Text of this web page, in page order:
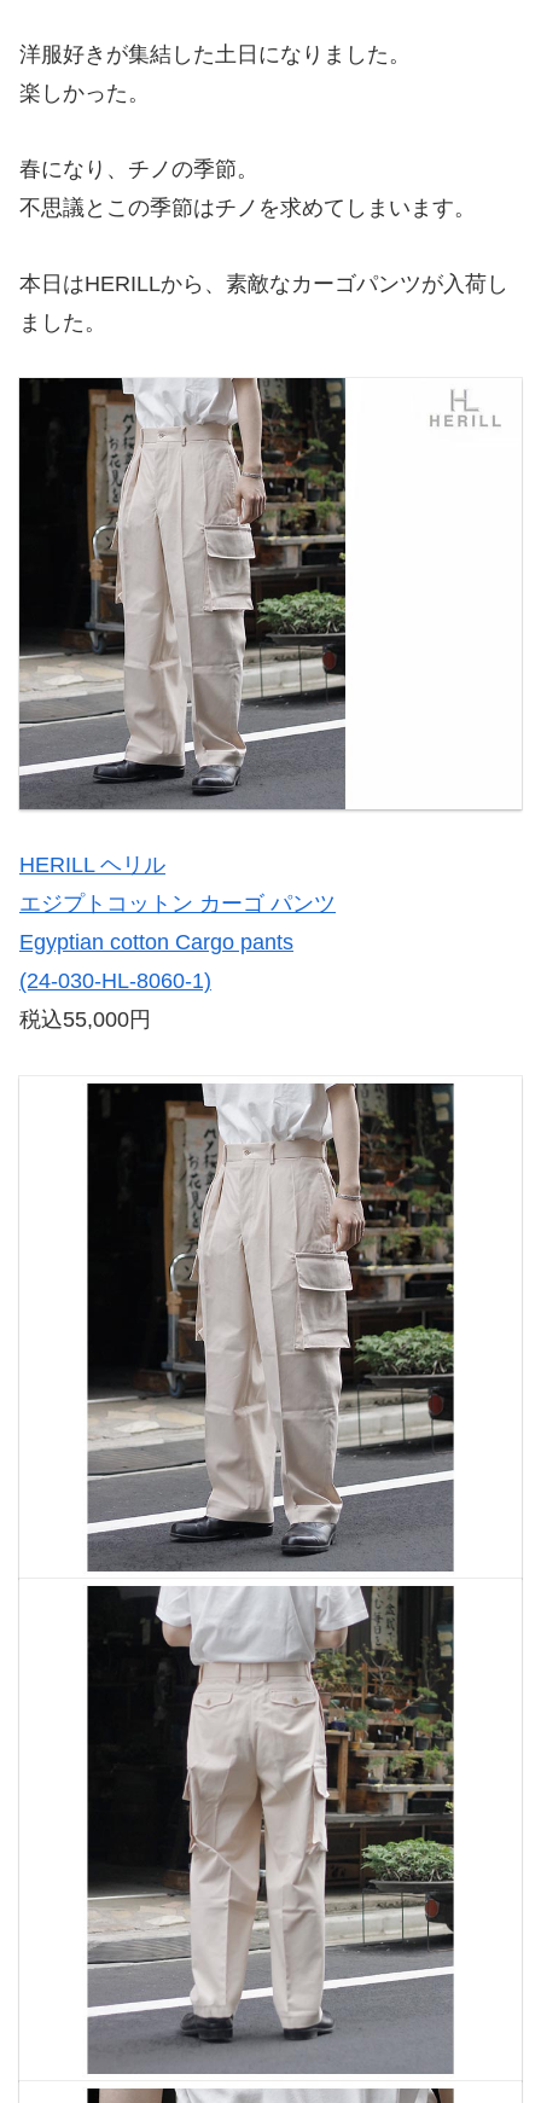
洋服好きが集結した土日になりました。
楽しかった。
春になり、チノの季節。
不思議とこの季節はチノを求めてしまいます。
本日はHERILLから、素敵なカーゴパンツが入荷し
ました。
HERILL ヘリル
エジプトコットン カーゴ パンツ
Egyptian cotton Cargo pants
(24-030-HL-8060-1)
税込55,000円